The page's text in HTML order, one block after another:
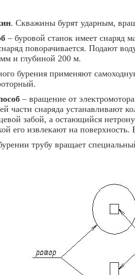
. Скважины бурят ударным,
– буровой станок имеет снаряд
поворачивается. Подают
и глубиной 200 м.
бурения применяют
– вращение от
части снаряда устанавливают
забой, а остающийся
его извлекают на
трубу вращает